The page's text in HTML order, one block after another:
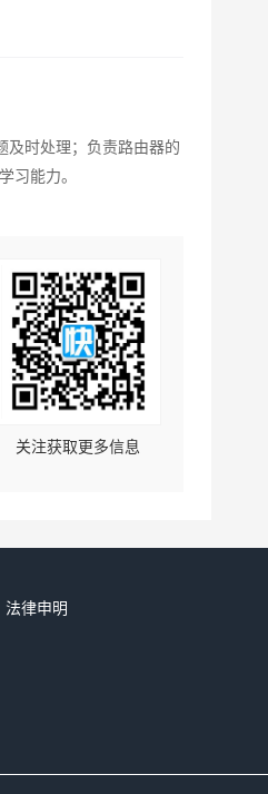
及时处理；负责路由器的
习能力。
关注获取更多信息
法律申明